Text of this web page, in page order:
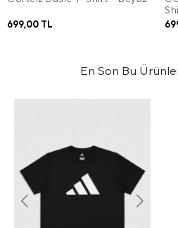
699,00 TL
En Son Bu